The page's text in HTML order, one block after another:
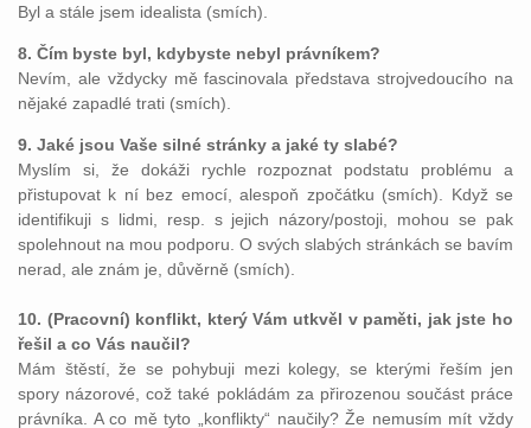
Byl a stále jsem idealista (smích).
8. Čím byste byl, kdybyste nebyl právníkem?
Nevím, ale vždycky mě fascinovala představa strojvedoucího na
nějaké zapadlé trati (smích).
9. Jaké jsou Vaše silné stránky a jaké ty slabé?
Myslím si, že dokáži rychle rozpoznat podstatu problému a
přistupovat k ní bez emocí, alespoň zpočátku (smích). Když se
identifikuji s lidmi, resp. s jejich názory/postoji, mohou se pak
spolehnout na mou podporu. O svých slabých stránkách se bavím
nerad, ale znám je, důvěrně (smích).
10. (Pracovní) konflikt, který Vám utkvěl v paměti, jak jste ho
řešil a co Vás naučil?
Mám štěstí, že se pohybuji mezi kolegy, se kterými řeším jen
spory názorové, což také pokládám za přirozenou součást práce
právníka. A co mě tyto „konflikty“ naučily? Že nemusím mít vždy